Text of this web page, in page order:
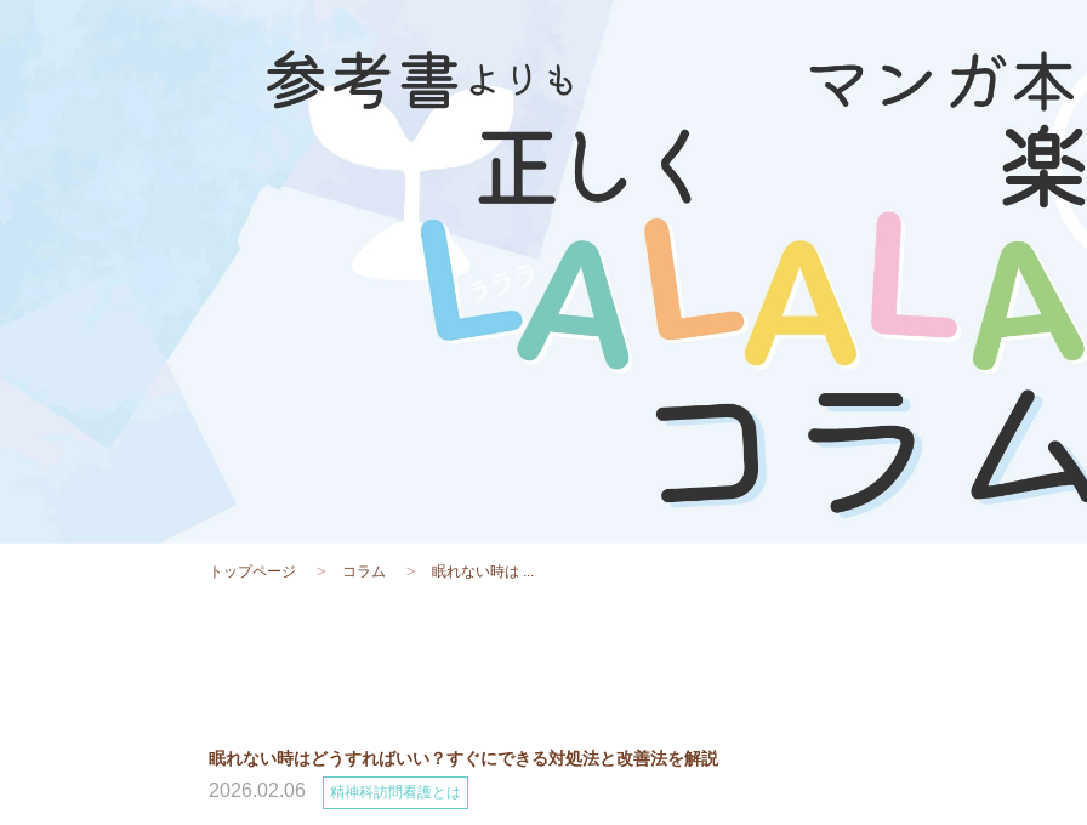
トップページ コラム 眠れない時は ...
眠れない時はどうすればいい？すぐにできる対処法と改善法を解説
2026.02.06 精神科訪問看護とは